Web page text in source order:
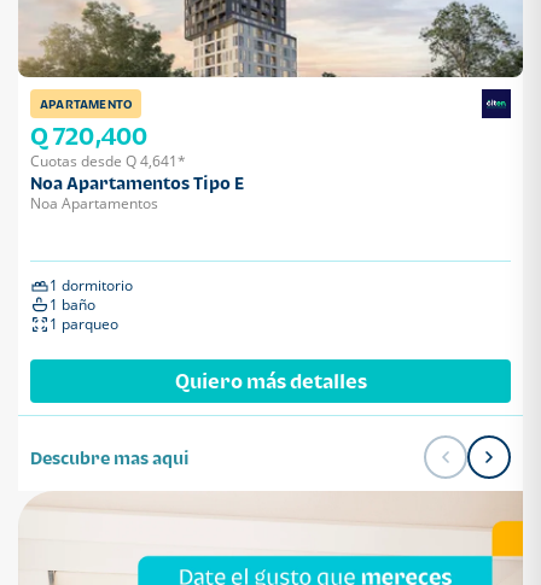
APARTAMENTO
Q 720,400
Cuotas desde Q 4,641*
Noa Apartamentos Tipo E
Noa Apartamentos
1 dormitorio
1 baño
1 parqueo
Quiero más detalles
Descubre mas aqui